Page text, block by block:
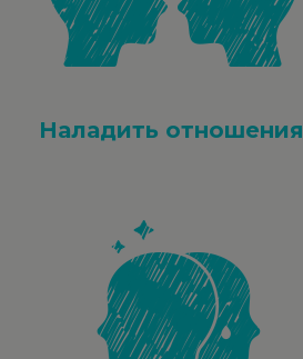
Наладить отношения